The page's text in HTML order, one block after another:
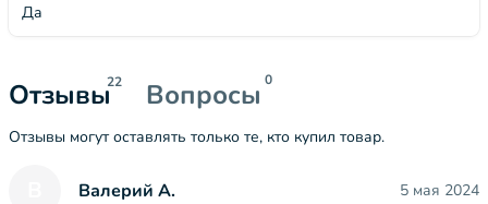
Да
Отзывы22 Вопросы 0
Отзывы могут оставлять только те, кто купил товар.
Валерий А. 5 мая 2024